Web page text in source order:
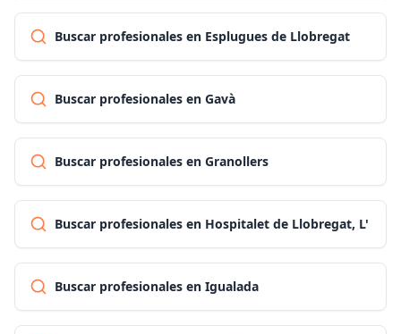
Buscar profesionales en Esplugues de Llobregat
Buscar profesionales en Gavà
Buscar profesionales en Granollers
Buscar profesionales en Hospitalet de Llobregat, L'
Buscar profesionales en Igualada